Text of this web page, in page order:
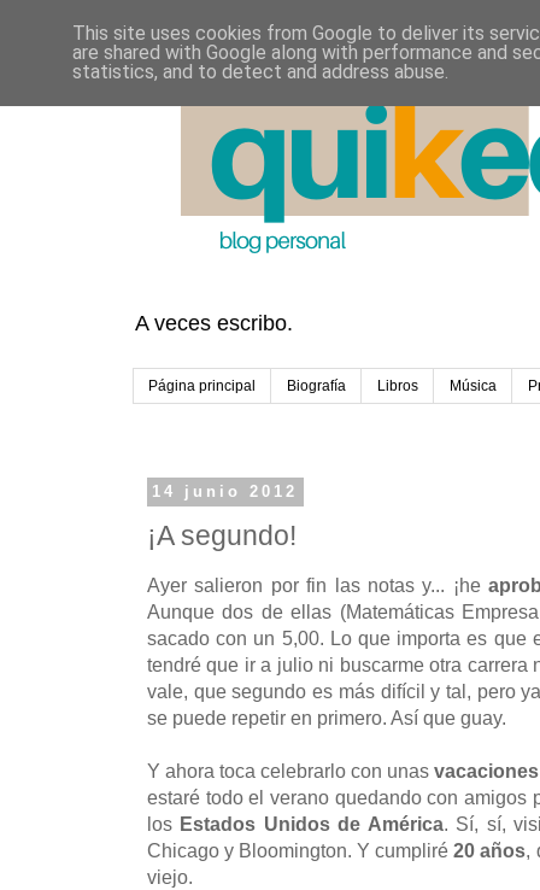
A veces escribo.
Página principal Biografía Libros Música
14 junio 2012
¡A segundo!
Ayer salieron por fin las notas y... ¡he
Aunque dos de ellas (Matemáticas
sacado con un 5,00. Lo que importa es que
tendré que ir a julio ni buscarme otra carrera
vale, que segundo es más difícil y tal, pero
se puede repetir en primero. Así que guay.
Y ahora toca celebrarlo con unas vacaciones
estaré todo el verano quedando con amigos
los Estados Unidos de América. Sí, sí,
Chicago y Bloomington. Y cumpliré20 años,
viejo.
This site uses cookies from Google to deliver its
are shared with Google along with performance and
statistics, and to detect and address abuse.